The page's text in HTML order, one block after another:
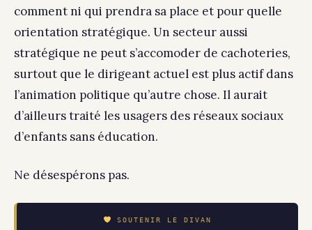
comment ni qui prendra sa place et pour quelle
orientation stratégique. Un secteur aussi
stratégique ne peut s’accomoder de cachoteries,
surtout que le dirigeant actuel est plus actif dans
l’animation politique qu’autre chose. Il aurait
d’ailleurs traité les usagers des réseaux sociaux
d’enfants sans éducation.
Ne désespérons pas.
SOUTENIR LE DIVAN